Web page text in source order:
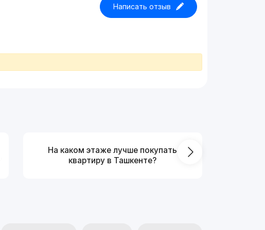
Написать отзыв
На каком этаже лучше покупать
квартиру в Ташкенте?